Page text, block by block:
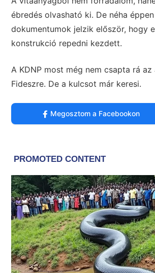
ébredés olvasható ki. De néha
dokumentumok jelzik először, hogy
konstrukció repedni kezdett.
A KDNP most még nem csapta rá
Fideszre. De a kulcsot már keresi.
Megosztom a Facebookon